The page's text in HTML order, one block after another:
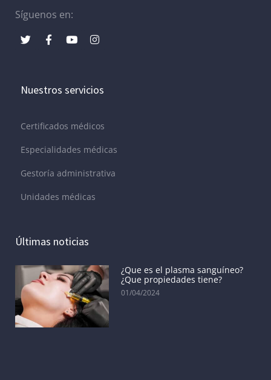
Síguenos en:
Nuestros servicios
Certificados médicos
Especialidades médicas
Gestoría administrativa
Unidades médicas
Últimas noticias
¿Que es el plasma sanguíneo?
¿Que propiedades tiene?
01/04/2024